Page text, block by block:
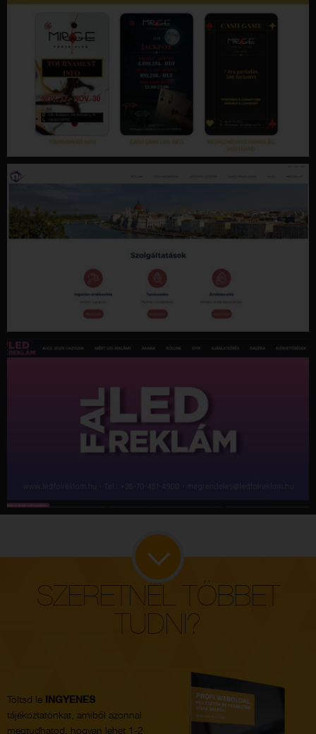
SZERETNÉL TÖBBET
TUDNI?
Töltsd le INGYENES
tájékoztatónkat, amiből azonnal